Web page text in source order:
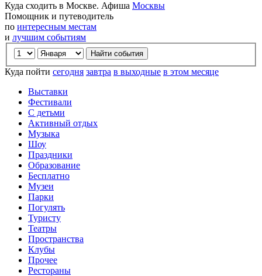
Куда сходить в Москве. Афиша Москвы
Помощник и путеводитель
по интересным местам
и лучшим событиям
Куда пойти сегодня завтра в выходные в этом месяце
Выставки
Фестивали
С детьми
Активный отдых
Музыка
Шоу
Праздники
Образование
Бесплатно
Музеи
Парки
Погулять
Туристу
Театры
Пространства
Клубы
Прочее
Рестораны